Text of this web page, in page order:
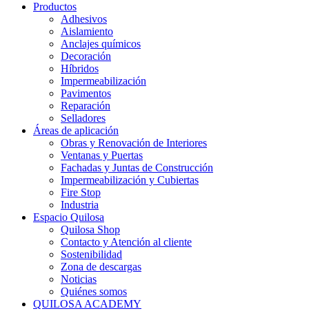
Productos
Adhesivos
Aislamiento
Anclajes químicos
Decoración
Híbridos
Impermeabilización
Pavimentos
Reparación
Selladores
Áreas de aplicación
Obras y Renovación de Interiores
Ventanas y Puertas
Fachadas y Juntas de Construcción
Impermeabilización y Cubiertas
Fire Stop
Industria
Espacio Quilosa
Quilosa Shop
Contacto y Atención al cliente
Sostenibilidad
Zona de descargas
Noticias
Quiénes somos
QUILOSA ACADEMY